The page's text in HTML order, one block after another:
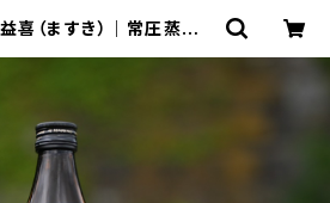
喜（ますき）｜常圧蒸留・